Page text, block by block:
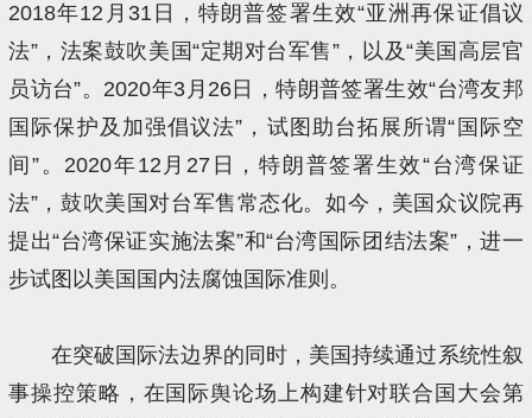
2018年12月31日，特朗普签署生效“亚洲再保证倡议
法”，法案鼓吹美国“定期对台军售”，以及“美国高层官
员访台”。2020年3月26日，特朗普签署生效“台湾友邦
国际保护及加强倡议法”，试图助台拓展所谓“国际空
间”。2020年12月27日，特朗普签署生效“台湾保证
法”，鼓吹美国对台军售常态化。如今，美国众议院再
提出“台湾保证实施法案”和“台湾国际团结法案”，进一
步试图以美国国内法腐蚀国际准则。
在突破国际法边界的同时，美国持续通过系统性叙
事操控策略，在国际舆论场上构建针对联合国大会第